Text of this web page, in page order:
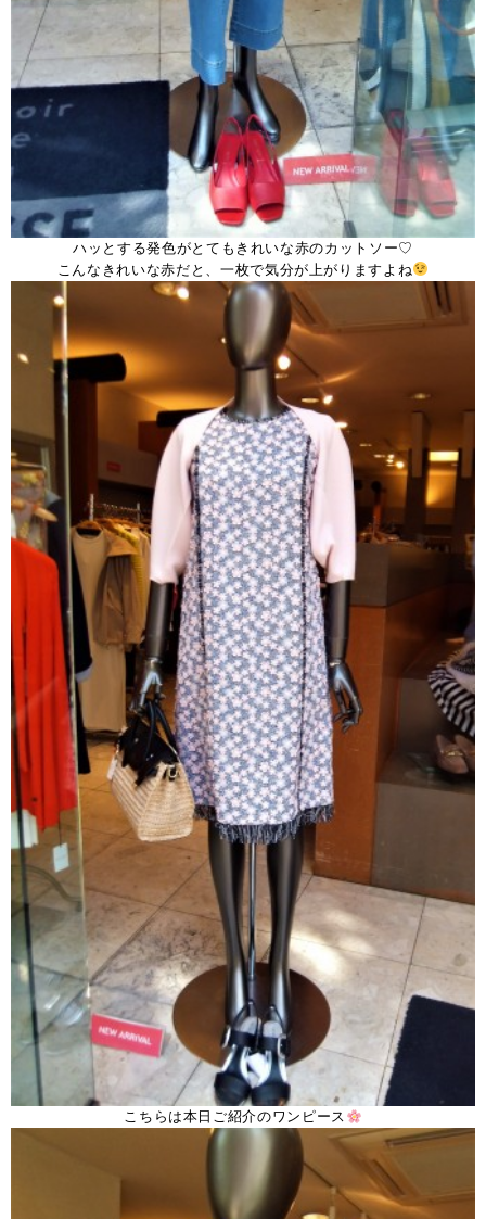
ハッとする発色がとてもきれいな赤のカットソー♡
こんなきれいな赤だと、一枚で気分が上がりますよね
こちらは本日ご紹介のワンピース